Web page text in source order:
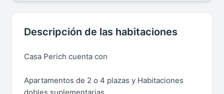
Descripción de las habitaciones
Casa Perich cuenta con
Apartamentos de 2 o 4 plazas y Habitaciones